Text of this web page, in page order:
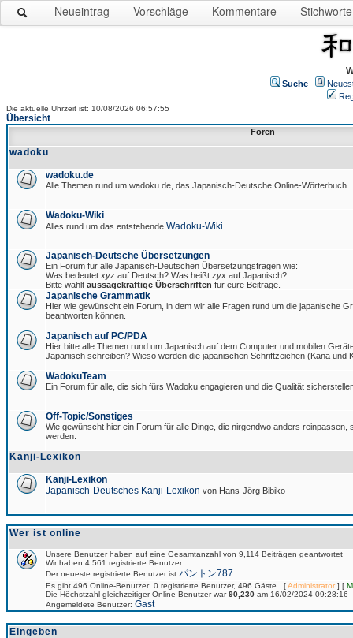
Neueintrag Vorschläge Kommentare Stichworte
Suche
Die aktuelle Uhrzeit ist: 10/08/2026 06:57:55
Übersicht
Foren
wadoku
wadoku.de
Alle Themen rund um wadoku.de, das Japanisch-Deutsche Online-Wörterbuch.
Wadoku-Wiki
Alles rund um das entstehende Wadoku-Wiki
Japanisch-Deutsche Übersetzungen
Ein Forum für alle Japanisch-Deutschen Übersetzungsfragen wie:
Was bedeutet xyz auf Deutsch? Was heißt zyx auf Japanisch?
Bitte wählt aussagekräftige Überschriften für eure Beiträge.
Japanische Grammatik
Hier wie gewünscht ein Forum, in dem wir alle Fragen rund um die japanische
beantworten können.
Japanisch auf PC/PDA
Hier bitte alle Themen rund um Japanisch auf dem Computer und mobilen
Japanisch schreiben? Wieso werden die japanischen Schriftzeichen (Kana und
WadokuTeam
Ein Forum für alle, die sich fürs Wadoku engagieren und die Qualität
Off-Topic/Sonstiges
Wie gewünscht hier ein Forum für alle Dinge, die nirgendwo anders reinpassen,
werden.
Kanji-Lexikon
Kanji-Lexikon
Japanisch-Deutsches Kanji-Lexikon von Hans-Jörg Bibiko
Wer ist online
Unsere Benutzer haben auf eine Gesamtanzahl von 9,114 Beiträgen geantwortet
Wir haben 4,561 registrierte Benutzer
Der neueste registrierte Benutzer ist パントン787
Es gibt 496 Online-Benutzer: 0 registrierte Benutzer, 496 Gäste [Administrator] [
Die Höchstzahl gleichzeitiger Online-Benutzer war90,230 am 16/02/2024 09:28:16
Angemeldete Benutzer: Gast
Eingeben